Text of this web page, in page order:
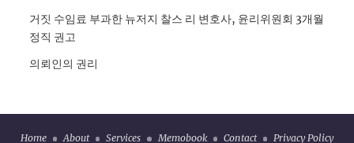
거짓 수임료 부과한 뉴저지 찰스 리 변호사, 윤리위원회 3개월
정직 권고
의뢰인의 권리
Home About Services Memobook Contact Privacy Policy